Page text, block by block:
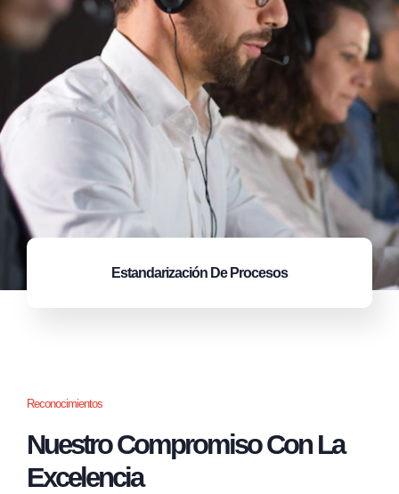
Estandarización De Procesos
Reconocimientos
Nuestro Compromiso Con La
Excelencia